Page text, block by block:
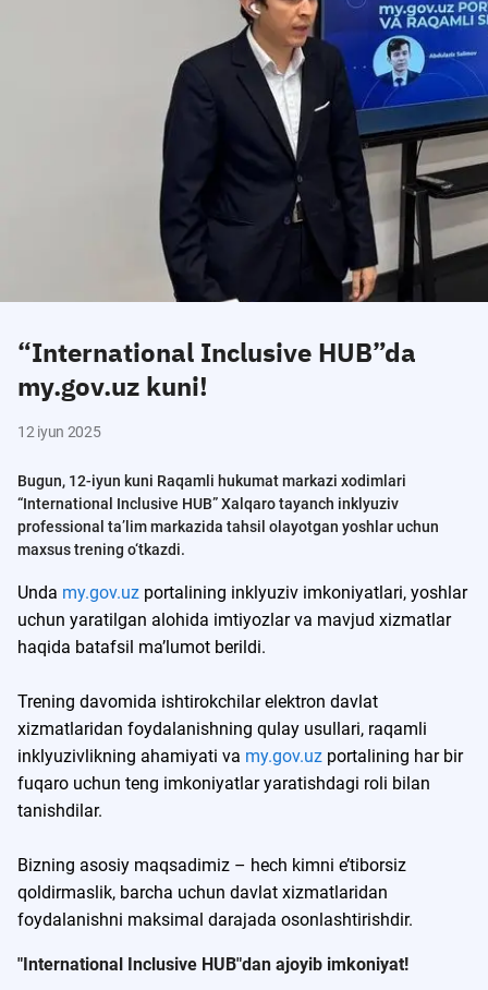
“International Inclusive HUB”da
my.gov.uz kuni!
12 iyun 2025
Bugun, 12-iyun kuni Raqamli hukumat markazi xodimlari
“International Inclusive HUB” Xalqaro tayanch inklyuziv
professional ta’lim markazida tahsil olayotgan yoshlar uchun
maxsus trening o‘tkazdi.
Unda my.gov.uz portalining inklyuziv imkoniyatlari, yoshlar
uchun yaratilgan alohida imtiyozlar va mavjud xizmatlar
haqida batafsil ma’lumot berildi.
Trening davomida ishtirokchilar elektron davlat
xizmatlaridan foydalanishning qulay usullari, raqamli
inklyuzivlikning ahamiyati va my.gov.uz portalining har bir
fuqaro uchun teng imkoniyatlar yaratishdagi roli bilan
tanishdilar.
Bizning asosiy maqsadimiz – hech kimni e’tiborsiz
qoldirmaslik, barcha uchun davlat xizmatlaridan
foydalanishni maksimal darajada osonlashtirishdir.
"International Inclusive HUB"dan ajoyib imkoniyat!